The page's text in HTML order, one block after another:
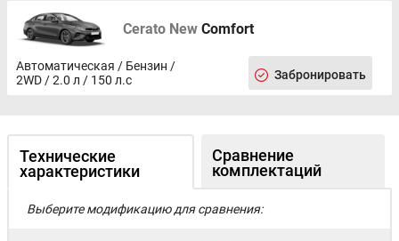
Cerato New Comfort
Автоматическая / Бензин /
2WD / 2.0 л / 150 л.с
Забронировать
Технические
характеристики
Сравнение
комплектаций
Выберите модификацию для сравнения: